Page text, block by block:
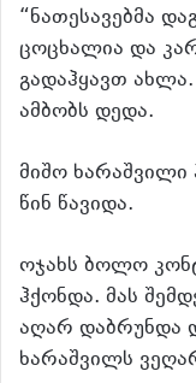
“ნათესავებმა
ცოცხალია და
გადაჰყავთ
ამბობს დედა.
მიშო
წინ წავიდა.
ოჯახს ბოლო
ჰქონდა. მას
აღარ დაბრუნდა
ხარაშვილს